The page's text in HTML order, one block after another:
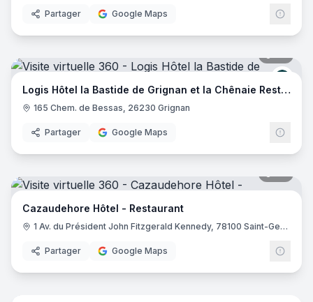
Partager Google Maps
Logis Hôtel la Bastide de Grignan et la Chênaie Restaurant
165 Chem. de Bessas, 26230 Grignan
Partager Google Maps
Cazaudehore Hôtel - Restaurant
1 Av. du Président John Fitzgerald Kennedy, 78100 Saint-Germain-en-Laye
Partager Google Maps
17